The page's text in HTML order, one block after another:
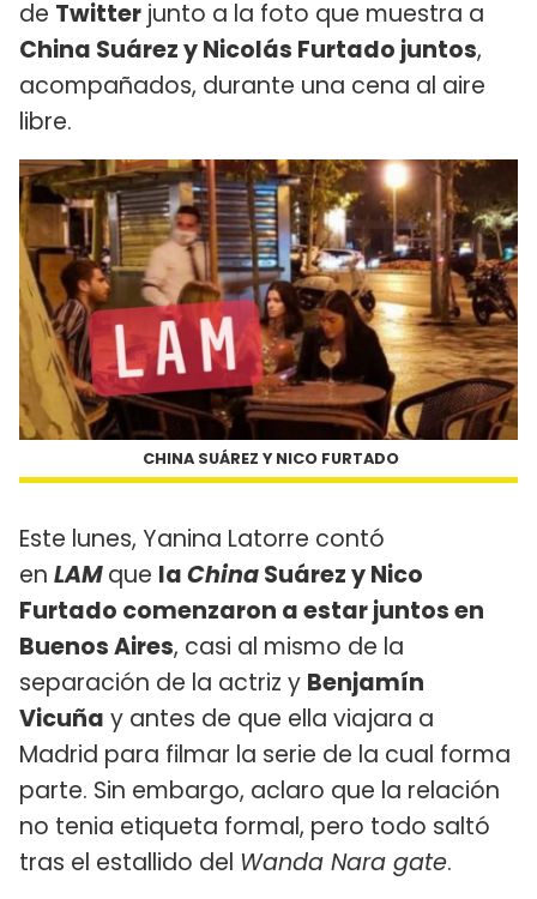
de Twitter junto a la foto que muestra a
China Suárez y Nicolás Furtado juntos,
acompañados, durante una cena al aire
libre.
CHINA SUÁREZ Y NICO FURTADO
Este lunes, Yanina Latorre contó
en LAMque laChinaSuárez y Nico
Furtado comenzaron a estar juntos en
Buenos Aires, casi al mismo de la
separación de la actriz y Benjamín
Vicuña y antes de que ella viajara a
Madrid para filmar la serie de la cual forma
parte. Sin embargo, aclaro que la relación
no tenia etiqueta formal, pero todo saltó
tras el estallido del Wanda Nara gate.